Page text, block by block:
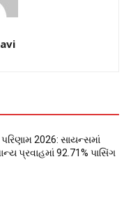
પરિણામ 2026: સાયન્સમાં
પ્રવાહમાં 92.71% પાસિંગ